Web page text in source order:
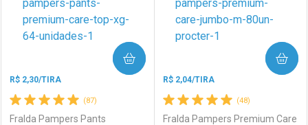
(87)
R$ 2,30/TIRA
Fralda Pampers Pants
COMPRAR
(48)
R$ 2,04/TIRA
Fralda Pampers Premium Care
COMPRAR